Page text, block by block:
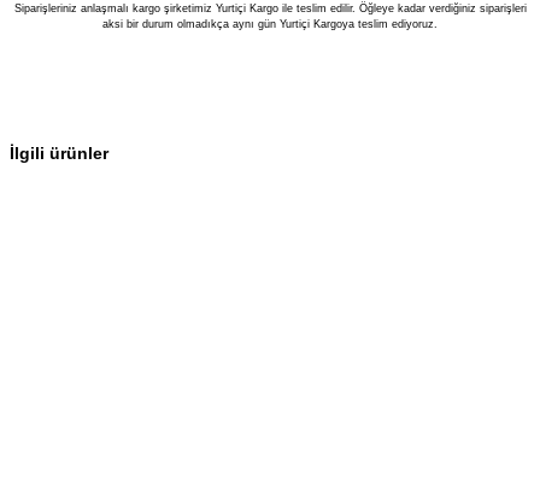
Siparişleriniz anlaşmalı kargo şirketimiz Yurtiçi Kargo ile teslim edilir. Öğleye kadar verdiğiniz siparişleri
aksi bir durum olmadıkça aynı gün Yurtiçi Kargoya teslim ediyoruz.
İlgili ürünler